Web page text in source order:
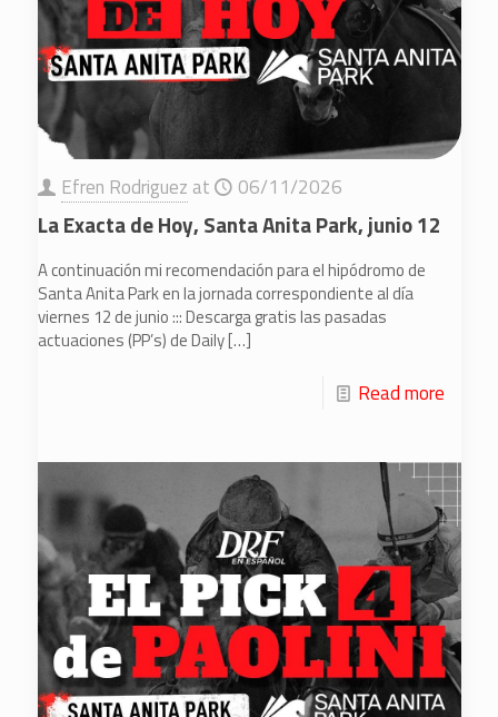
Efren Rodriguez at 06/11/2026
La Exacta de Hoy, Santa Anita Park, junio 12
A continuación mi recomendación para el hipódromo de
Santa Anita Park en la jornada correspondiente al día
viernes 12 de junio ::: Descarga gratis las pasadas
actuaciones (PP’s) de Daily[…]
Read more